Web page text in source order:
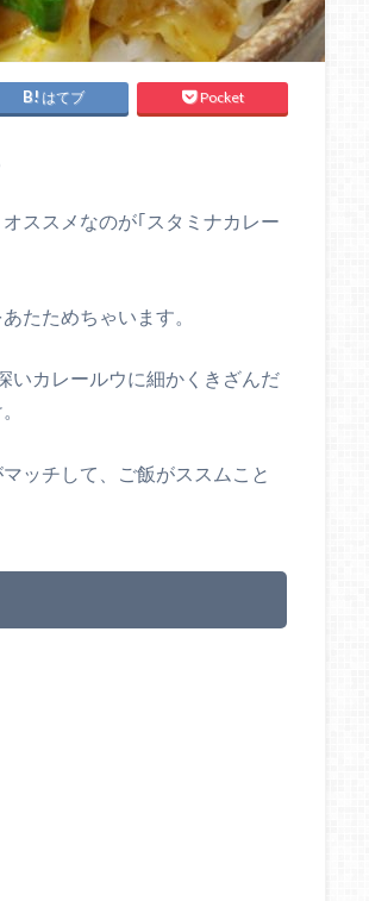
はてブ Pocket
ススメなのが｢スタミナカレー
たためちゃいます。
いカレールウに細かくきざんだ
ッチして、ご飯がススムこと